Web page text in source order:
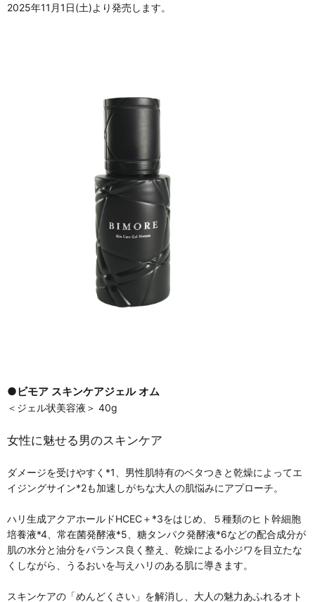
2025年11月1日(土)より発売します。
●ビモア スキンケアジェル オム
＜ジェル状美容液＞ 40g
女性に魅せる男のスキンケア
ダメージを受けやすく*1、男性肌特有のベタつきと乾燥によってエ
イジングサイン*2も加速しがちな大人の肌悩みにアプローチ。
ハリ生成アクアホールドHCEC＋*3をはじめ、５種類のヒト幹細胞
培養液*4、常在菌発酵液*5、糖タンパク発酵液*6などの配合成分が
肌の水分と油分をバランス良く整え、乾燥による小ジワを目立たな
くしながら、うるおいを与えハリのある肌に導きます。
スキンケアの「めんどくさい」を解消し、大人の魅力あふれるオト